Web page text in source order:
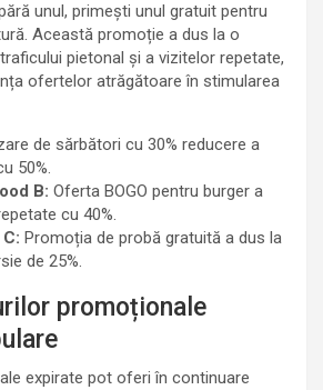
unul, primești unul gratuit pentru
Această promoție a dus la o
pietonal și a vizitelor repetate,
ofertelor atrăgătoare în stimularea
de sărbători cu 30% reducere a
50%.
B: Oferta BOGO pentru burger a
cu 40%.
Promoția de probă gratuită a dus la
de 25%.
promoționale
expirate pot oferi în continuare